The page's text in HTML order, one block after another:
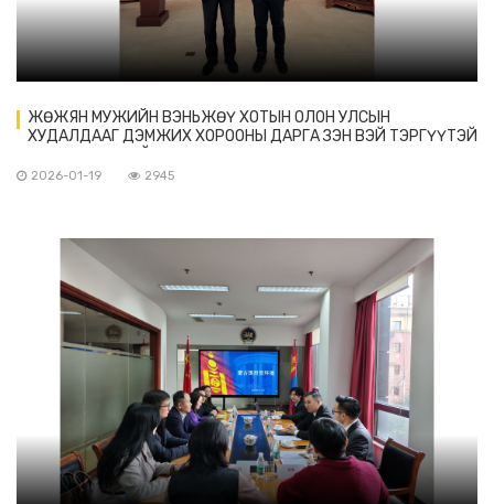
ЖӨЖЯН МУЖИЙН ВЭНЬЖӨҮ ХОТЫН ОЛОН УЛСЫН
ХУДАЛДААГ ДЭМЖИХ ХОРООНЫ ДАРГА ЗЭН ВЭЙ ТЭРГҮҮТЭЙ
2026-01-19 2945